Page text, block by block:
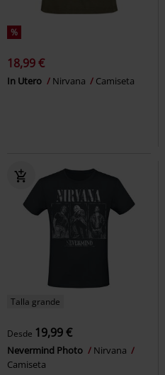
%
18,99 €
In Utero Nirvana Camiseta
Talla grande
Desde 19,99 €
Nevermind Photo
Nirvana
Camiseta